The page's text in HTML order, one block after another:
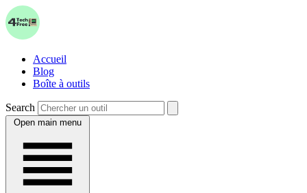
Accueil
Blog
Boîte à outils
Search
Open main menu